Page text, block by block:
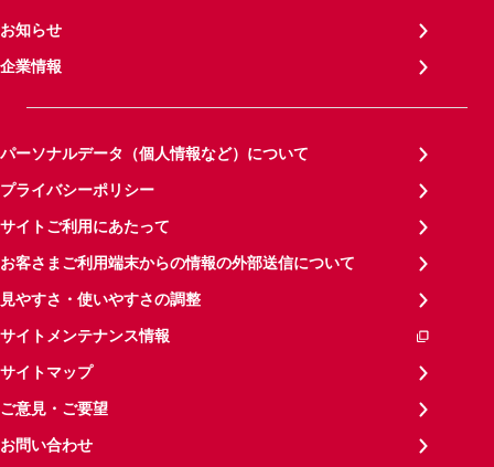
お知らせ
企業情報
パーソナルデータ（個人情報など）について
プライバシーポリシー
サイトご利用にあたって
お客さまご利用端末からの情報の外部送信について
見やすさ・使いやすさの調整
サイトメンテナンス情報
サイトマップ
ご意見・ご要望
お問い合わせ